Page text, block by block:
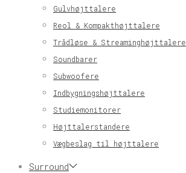
Gulvhøjttalere
Reol & Kompakthøjttalere
Trådløse & Streaminghøjttalere
Soundbarer
Subwoofere
Indbygningshøjttalere
Studiemonitorer
Højttalerstandere
Vægbeslag til højttalere
Surround